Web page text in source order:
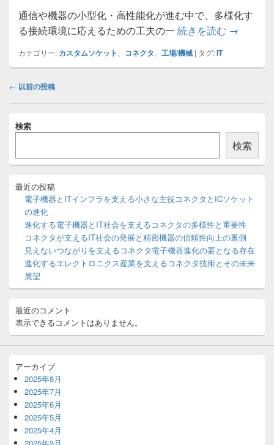
通信や機器の小型化・高性能化が進む中で、多様化す
る接続環境に応えるための工夫の一 続きを読む 変化する
→
カテゴリー: カスタムソケット コネクタ 工場/機械 | タグ:IT
投
ビ
ゲ
シ
ン
← 以前の投稿
イ
イ
バ
検索
検索
最近の投稿
電子機器とITインフラを支える小さな主役コネクタとICソケット
の進化
進化する電子機器とIT社会を支えるコネクタの多様性と重要性
コネクタが支えるIT社会の発展と精密機器の信頼性向上の裏側
見えないつながりを支えるコネクタ電子機器進化の要となる存在
進化するエレクトロニクス産業を支えるコネクタ技術とその未来
展望
最近のコメント
表示できるコメントはありません。
アーカイブ
2025年8月
2025年7月
2025年6月
2025年5月
2025年4月